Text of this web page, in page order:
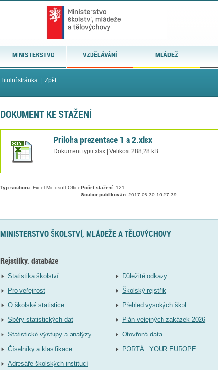
MINISTERSTVO VZDĚLÁVÁNÍ MLÁDEŽ
Titulní stránka| Zpět
DOKUMENT KE STAŽENÍ
Priloha prezentace 1 a 2.xlsx
Dokument typu xlsx | Velikost 288,28 kB
Typ souboru:Excel Microsoft Office Počet stažení:121
Soubor publikován:2017-03-30 16:27:39
MINISTERSTVO ŠKOLSTVÍ, MLÁDEŽE A TĚLOVÝCHOVY
Rejstříky, databáze
Statistika školství
Pro veřejnost
O školské statistice
Sběry statistických dat
Statistické výstupy a analýzy
Číselníky a klasifikace
Adresáře školských institucí
Důležité odkazy
Školský rejstřík
Přehled vysokých škol
Plán veřejných zakázek 2026
Otevřená data
PORTÁL YOUR EUROPE